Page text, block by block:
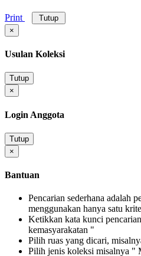
Print
Tutup
×
Usulan Koleksi
Tutup
×
Login Anggota
Tutup
×
Bantuan
Pencarian sederhana adalah
menggunakan hanya satu
Ketikkan kata kunci
kemasyarakatan "
Pilih ruas yang dicari,
Pilih jenis koleksi misalnya "